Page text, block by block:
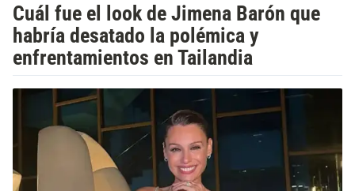
Cuál fue el look de Jimena Barón que
habría desatado la polémica y
enfrentamientos en Tailandia